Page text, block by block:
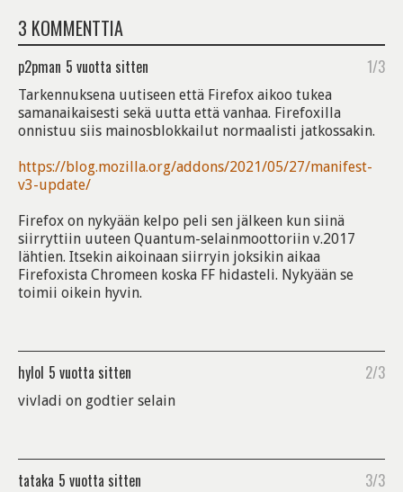
3 KOMMENTTIA
p2pman 5 vuotta sitten 1/3
Tarkennuksena uutiseen että Firefox aikoo tukea
samanaikaisesti sekä uutta että vanhaa. Firefoxilla
onnistuu siis mainosblokkailut normaalisti jatkossakin.
https://blog.mozilla.org/addons/2021/05/27/manifest-
v3-update/
Firefox on nykyään kelpo peli sen jälkeen kun siinä
siirryttiin uuteen Quantum-selainmoottoriin v.2017
lähtien. Itsekin aikoinaan siirryin joksikin aikaa
Firefoxista Chromeen koska FF hidasteli. Nykyään se
toimii oikein hyvin.
hylol 5 vuotta sitten 2/3
vivladi on godtier selain
tataka 5 vuotta sitten 3/3